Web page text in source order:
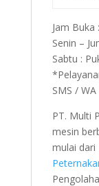
Jam Buka :
Senin –
Sabtu :
SMS / WA
PT. Multi
mesin
mulai dari